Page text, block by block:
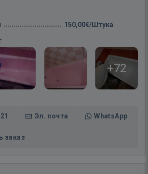
150,00€/Штука
+72
Эл. почта WhatsApp
заказ